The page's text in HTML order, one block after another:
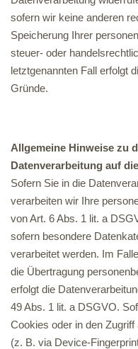
sofern wir keine anderen
Speicherung Ihrer
steuer- oder
letztgenannten Fall erfolgt
Gründe.
Allgemeine Hinweise zu
Datenverarbeitung auf
Sofern Sie in die
verarbeiten wir Ihre
von Art. 6 Abs. 1 lit. a
sofern besondere
verarbeitet werden. Im
die Übertragung
erfolgt die
49 Abs. 1 lit. a DSGVO.
Cookies oder in den
(z. B. via Device-